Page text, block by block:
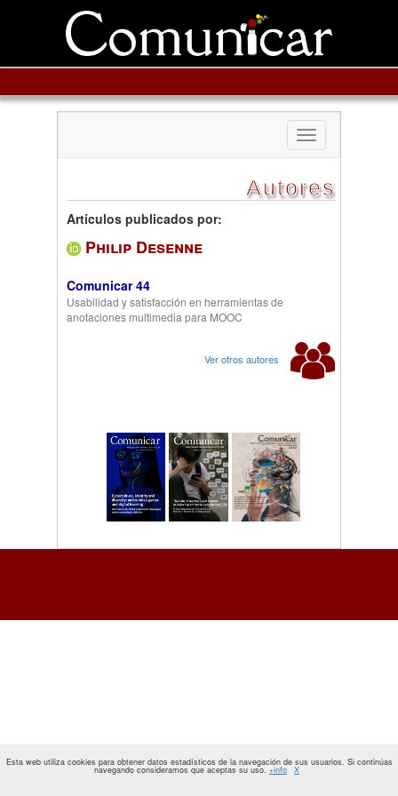
Toggle
navigation
Autores
Artículos publicados por:
Philip Desenne
Comunicar 44
Usabilidad y satisfacción en herramientas de
anotaciones multimedia para MOOC
Ver otros autores
Esta web utiliza cookies para obtener datos estadísticos de la navegación de sus usuarios. Si continúas
navegando consideramos que aceptas su uso. +info X